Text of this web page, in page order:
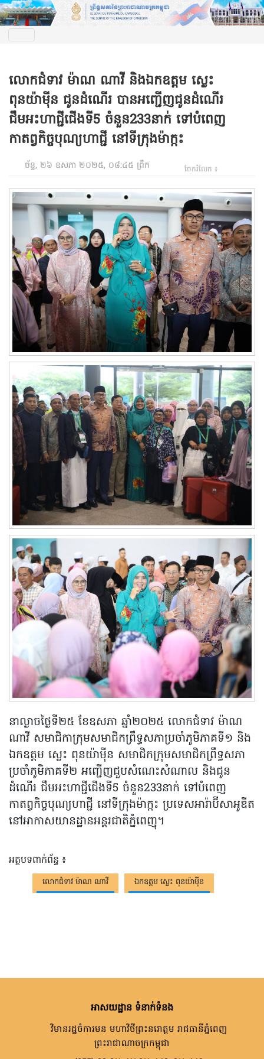
លោកជំទាវ ម៉ាណ ណាវី និងឯកឧត្តម ស្លេះ
ពុនយ៉ាម៉ីន ជូនដំណើរ បានអញ្ជើញជូនដំណើរ
ជឹមអះហាជ្ជីជើងទី5 ចំនួន233នាក់ ទៅបំពេញ
កាតព្វកិច្ចបុណ្យហាជ្ជី នៅទីក្រុងម៉ាក្កះ
ច័ន្ទ, ២៦ ឧសភា ២០២៥, ០៨:៤៥ ព្រឹក ចែករំលែក ៖
នាល្ងាចថ្ងៃទី២៥ ខែឧសភា ឆ្នាំ២០២៥ លោកជំទាវ ម៉ាណ
ណាវី សមាជិកាក្រុមសមាជិកព្រឹទ្ធសភាប្រចាំភូមិភាគទី១ និង
ឯកឧត្តម ស្លេះ ពុនយ៉ាម៉ីន សមាជិកក្រុមសមាជិកព្រឹទ្ធសភា
ប្រចាំភូមិភាគទី២ អញ្ជើញជួបសំណេះសំណាល និងជូន
ដំណើរ ជឹមអះហាជ្ជីជើងទី5 ចំនួន233នាក់ ទៅបំពេញ
កាតព្វកិច្ចបុណ្យហាជ្ជី នៅទីក្រុងម៉ាក្កះ ប្រទេសអារ៉ាប៊ីសាអូឌីត
នៅអាកាសយានដ្ឋានអន្តរជាតិភ្នំពេញុ។
អត្ថបទពាក់ព័ន្ធ ៖
លោកជំទាវ ម៉ាណ ណាវី ឯកឧត្តម ស្លេះ ពុនយ៉ាមុីន
អាសយដ្ឋាន ទំនាក់ទំនង
វិមានរដ្ឋចំការមន មហាវិថីព្រះនរោត្តម រាជធានីភ្នំពេញ
ព្រះរាជាណាចក្រកម្ពុជា